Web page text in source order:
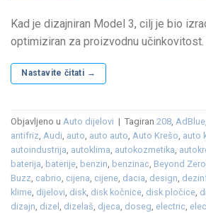
Kad je dizajniran Model 3, cilj je bio
optimiziran za proizvodnu učinkovitost.
Nastavite čitati →
Objavljeno u Auto dijelovi | Tagiran 208, AdBlue,
antifriz, Audi, auto, auto auto, Auto Krešo, auto
autoindustrija, autoklima, autokozmetika,
baterija, baterije, benzin, benzinac, Beyond Zero
Buzz, cabrio, cijena, cijene, dacia, design,
klime, dijelovi, disk, disk kočnice, disk pločice,
dizajn, dizel , dizelaš, djeca, doseg, electric,